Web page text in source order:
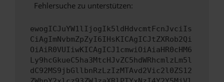
Fehlersuche zu unterstützen:
ewogICJuYW1lIjogIk5ldHdvcmtFcnJvciIs
CiAgImNvbmZpZyI6IHsKICAgICJtZXRob2Qi
OiAiR0VUIiwKICAgICJ1cmwiOiAiaHR0cHM6
Ly9hcGkueC5ha3MtcHJvZC5hdWRhcmlzLm5l
dC92MS9jbGllbnRzLzIzMTAvd2Vic2l0ZS12